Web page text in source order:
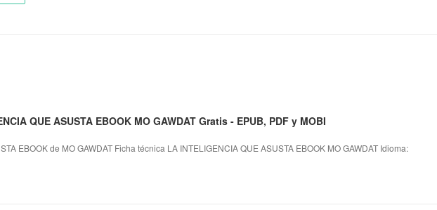
QUE ASUSTA EBOOK MO GAWDAT Gratis - EPUB, PDF y MOBI
EBOOK de MO GAWDAT Ficha técnica LA INTELIGENCIA QUE ASUSTA EBOOK MO GAWDAT Idioma: